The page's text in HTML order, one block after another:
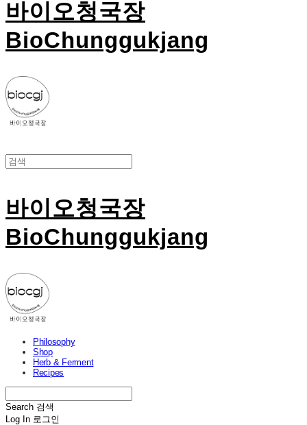
바이오청국장
BioChunggukjang
바이오청국장
BioChunggukjang
Philosophy
Shop
Herb & Ferment
Recipes
Search 검색
Log In 로그인